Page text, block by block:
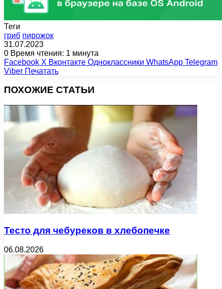
Теги
гриб пирожок
31.07.2023
0 Время чтения: 1 минута
Facebook X Вконтакте Одноклассники WhatsApp Telegram
Viber Печатать
ПОХОЖИЕ СТАТЬИ
Тесто для чебуреков в хлебопечке
06.08.2026